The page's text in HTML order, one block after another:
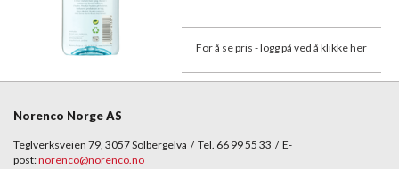
For å se pris - logg på ved å klikke her
Norenco Norge AS
Teglverksveien 79, 3057 Solbergelva / Tel. 66 99 55 33 / E-
post:norenco@norenco.no